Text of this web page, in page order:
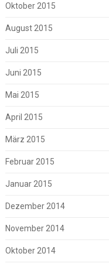
Oktober 2015
August 2015
Juli 2015
Juni 2015
Mai 2015
April 2015
März 2015
Februar 2015
Januar 2015
Dezember 2014
November 2014
Oktober 2014